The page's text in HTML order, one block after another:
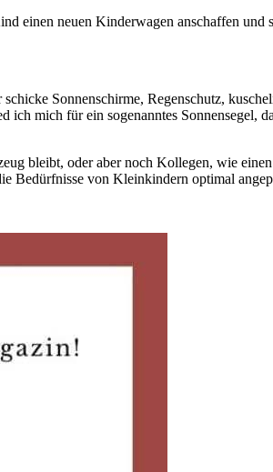
einen neuen Kinderwagen anschaffen
Sonnenschirme, Regenschutz,
ich mich für ein sogenanntes
bleibt, oder aber noch Kollegen, wie
Bedürfnisse von Kleinkindern optimal